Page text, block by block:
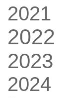
2021
2022
2023
2024